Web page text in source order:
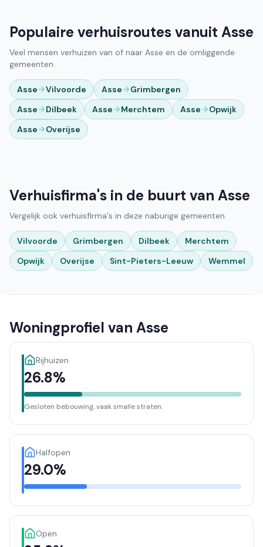
Populaire verhuisroutes vanuit Asse
Veel mensen verhuizen van of naar Asse en de omliggende
gemeenten.
Asse Vilvoorde Asse
Grimbergen
Asse
Dilbeek Asse Merchtem Asse
Opwijk
Asse
Overijse
Verhuisfirma's in de buurt van Asse
Vergelijk ook verhuisfirma's in deze naburige gemeenten.
Vilvoorde Grimbergen Dilbeek
Merchtem
Opwijk
Overijse Sint-Pieters-Leeuw Wemmel
Woningprofiel van Asse
Rijhuizen
26.8%
Gesloten bebouwing, vaak smalle straten.
Halfopen
29.0%
Open